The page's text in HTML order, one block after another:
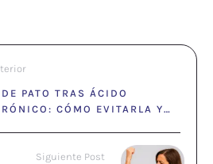
PATO TRAS ÁCIDO
CÓMO EVITARLA Y
Siguiente Post